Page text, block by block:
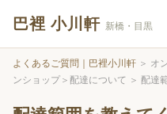
巴裡 小川軒 新橋・目黒
よくあるご質問｜巴裡小川軒 ＞ オ
ンショップ＞配達について ＞ 配達